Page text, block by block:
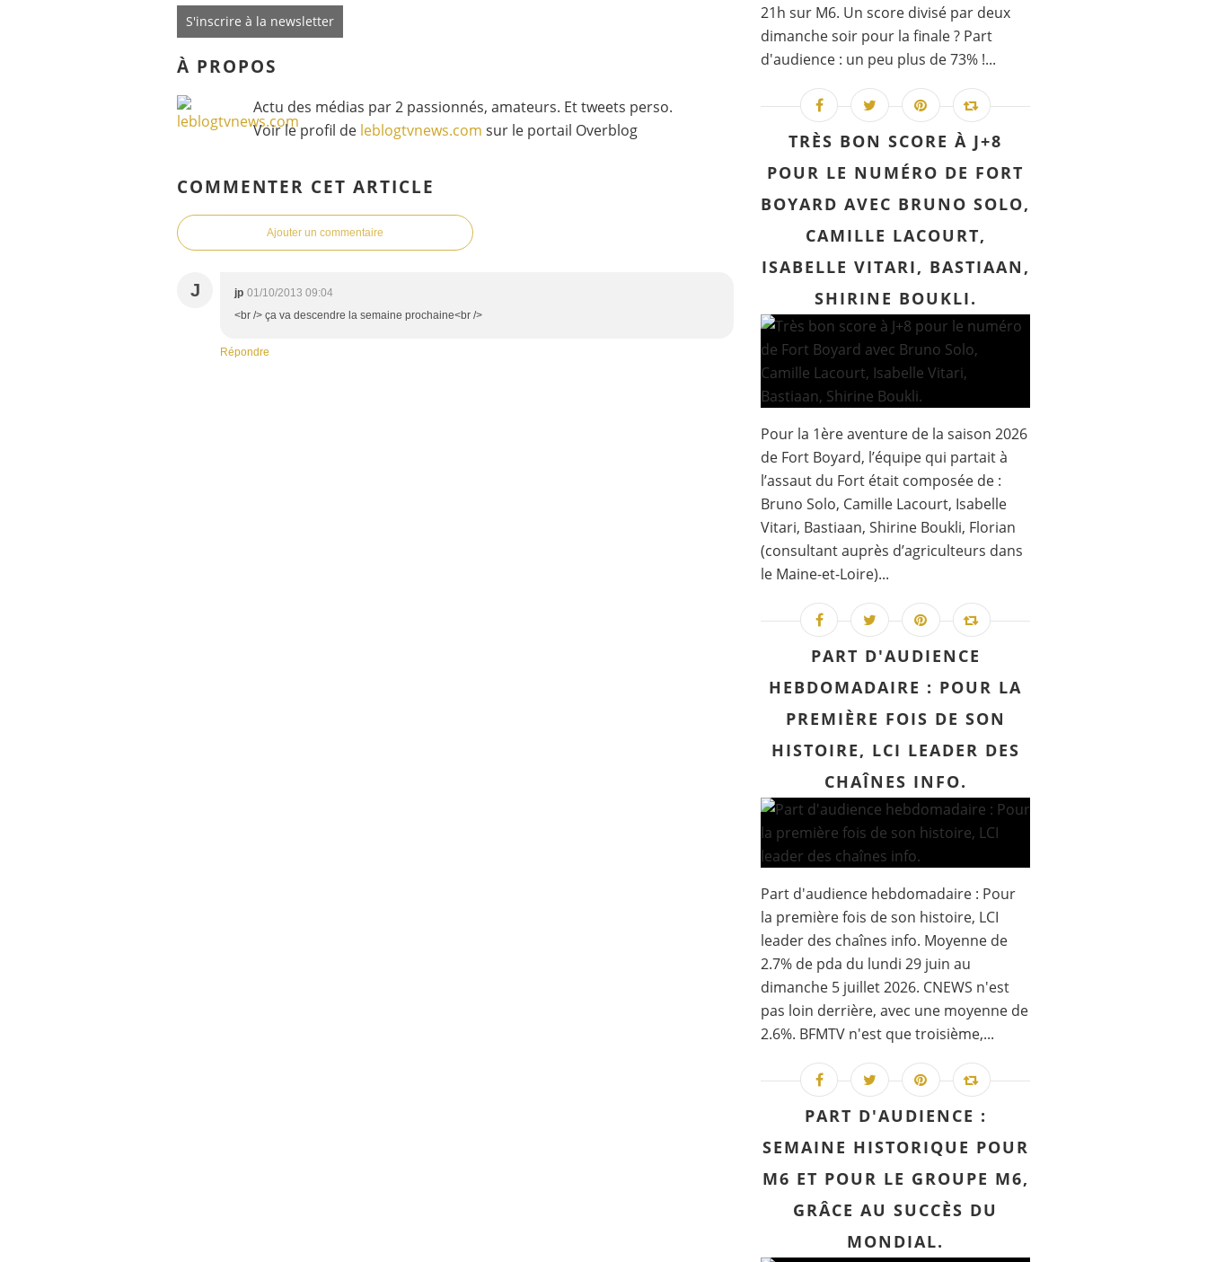
S'inscrire à la newsletter
À PROPOS
Actu des médias par 2 passionnés, amateurs. Et tweets perso.
Voir le profil de leblogtvnews.com sur le portail Overblog
COMMENTER CET ARTICLE
Ajouter un commentaire
J jp 01/10/2013 09:04
<br /> ça va descendre la semaine prochaine<br />
Répondre
21h sur M6. Un score divisé par deux
dimanche soir pour la finale ? Part
d'audience : un peu plus de 73% !...
TRÈS BON SCORE À J+8
POUR LE NUMÉRO DE FORT
BOYARD AVEC BRUNO SOLO,
CAMILLE LACOURT,
ISABELLE VITARI, BASTIAAN,
SHIRINE BOUKLI.
Pour la 1ère aventure de la saison 2026
de Fort Boyard, l’équipe qui partait à
l’assaut du Fort était composée de :
Bruno Solo, Camille Lacourt, Isabelle
Vitari, Bastiaan, Shirine Boukli, Florian
(consultant auprès d’agriculteurs dans
le Maine-et-Loire)...
PART D'AUDIENCE
HEBDOMADAIRE : POUR LA
PREMIÈRE FOIS DE SON
HISTOIRE, LCI LEADER DES
CHAÎNES INFO.
Part d'audience hebdomadaire : Pour
la première fois de son histoire, LCI
leader des chaînes info. Moyenne de
2.7% de pda du lundi 29 juin au
dimanche 5 juillet 2026. CNEWS n'est
pas loin derrière, avec une moyenne de
2.6%. BFMTV n'est que troisième,...
PART D'AUDIENCE :
SEMAINE HISTORIQUE POUR
M6 ET POUR LE GROUPE M6,
GRÂCE AU SUCCÈS DU
MONDIAL.